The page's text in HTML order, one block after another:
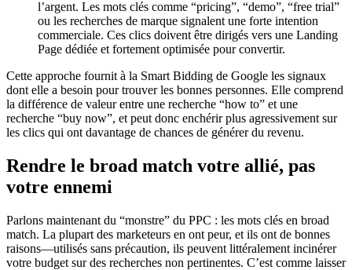
l’argent. Les mots clés comme “pricing”, “demo”, “free trial”
ou les recherches de marque signalent une forte intention
commerciale. Ces clics doivent être dirigés vers une Landing
Page dédiée et fortement optimisée pour convertir.
Cette approche fournit à la Smart Bidding de Google les signaux
dont elle a besoin pour trouver les bonnes personnes. Elle comprend
la différence de valeur entre une recherche “how to” et une
recherche “buy now”, et peut donc enchérir plus agressivement sur
les clics qui ont davantage de chances de générer du revenu.
Rendre le broad match votre allié, pas
votre ennemi
Parlons maintenant du “monstre” du PPC : les mots clés en broad
match. La plupart des marketeurs en ont peur, et ils ont de bonnes
raisons—utilisés sans précaution, ils peuvent littéralement incinérer
votre budget sur des recherches non pertinentes. C’est comme laisser